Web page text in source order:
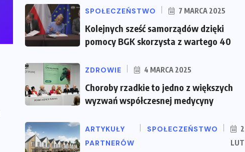
SPOŁECZEŃSTWO 7 MARCA 2025
Kolejnych sześć samorządów dzięki
pomocy BGK skorzysta z wartego 40
ZDROWIE 4 MARCA 2025
Choroby rzadkie to jedno z większych
wyzwań współczesnej medycyny
ARTYKUŁY
PARTNERÓW
SPOŁECZEŃSTWO